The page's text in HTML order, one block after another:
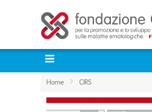
Home CIRS